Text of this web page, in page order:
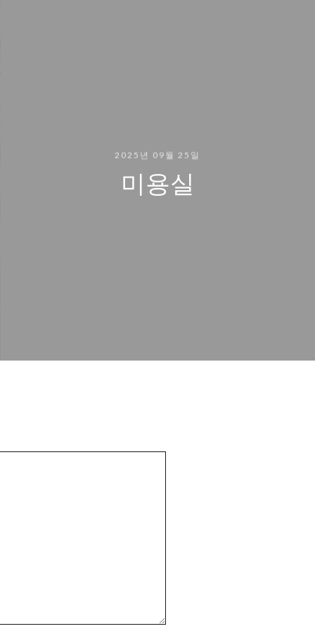
2025년 09월 25일
미용실